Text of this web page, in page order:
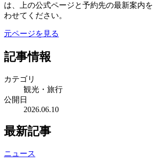
は、上の公式ページと予約先の最新案内
わせてください。
元ページを見る
記事情報
カテゴリ
観光・旅行
公開日
2026.06.10
最新記事
ニュース